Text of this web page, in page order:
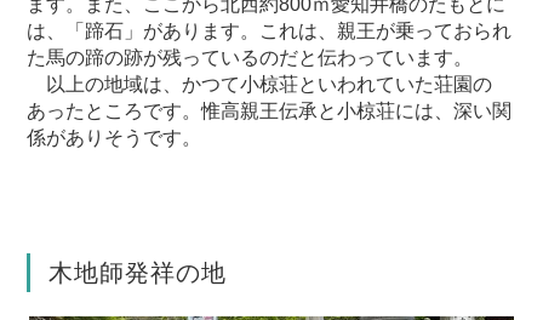
ます。また、ここから北西約800ｍ愛知井橋のたもとに
は、「蹄石」があります。これは、親王が乗っておられ
た馬の蹄の跡が残っているのだと伝わっています。
以上の地域は、かつて小椋荘といわれていた荘園の
あったところです。惟高親王伝承と小椋荘には、深い関
係がありそうです。
木地師発祥の地